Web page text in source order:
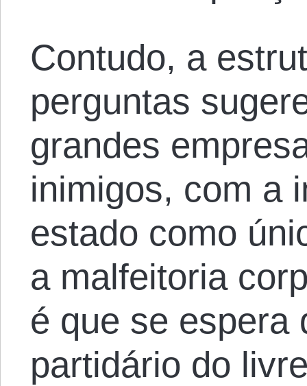
Contudo, a
perguntas
grandes
inimigos, com a
estado como
a malfeitoria
é que se espera
partidário do